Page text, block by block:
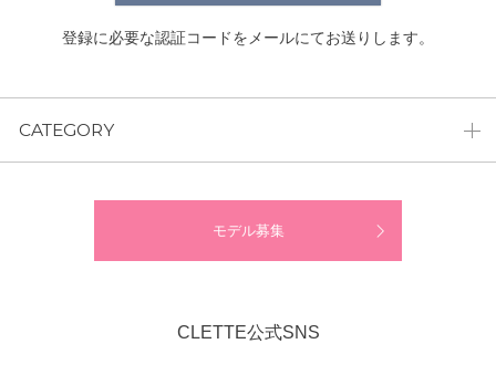
登録に必要な認証コードをメールにてお送りします。
CATEGORY
モデル募集
CLETTE公式SNS